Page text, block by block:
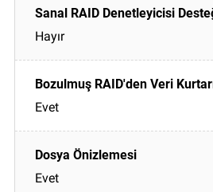
Hayır
Evet
Evet